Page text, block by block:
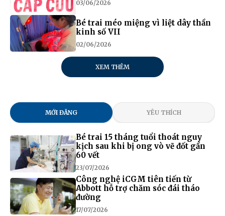
03/06/2026
Bé trai méo miệng vì liệt dây thần
kinh số VII
02/06/2026
XEM THÊM
MỚI ĐĂNG YÊU THÍCH
Bé trai 15 tháng tuổi thoát nguy
kịch sau khi bị ong vò vẽ đốt gần
60 vết
23/07/2026
Công nghệ iCGM tiên tiến từ
Abbott hỗ trợ chăm sóc đái tháo
đường
17/07/2026